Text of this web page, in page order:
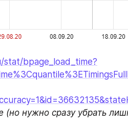
bpage_load_time?
(но нужно сразу убрать